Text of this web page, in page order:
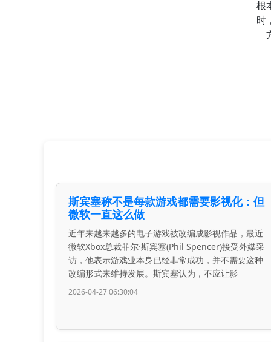
根
时
斯宾塞称不是每款游戏都需要影视化：但
微软一直这么做
近年来越来越多的电子游戏被改编成影视作品，最近
微软Xbox总裁菲尔·斯宾塞(Phil Spencer)接受外媒采
访，他表示游戏业本身已经非常成功，并不需要这种
改编形式来维持发展。斯宾塞认为，不应让影
2026-04-27 06:30:04